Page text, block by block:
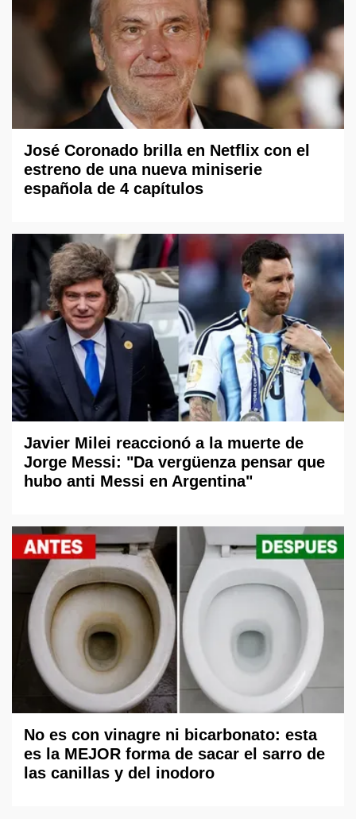
José Coronado brilla en Netflix con el
estreno de una nueva miniserie
española de 4 capítulos
Javier Milei reaccionó a la muerte de
Jorge Messi: "Da vergüenza pensar que
hubo anti Messi en Argentina"
No es con vinagre ni bicarbonato: esta
es la MEJOR forma de sacar el sarro de
las canillas y del inodoro